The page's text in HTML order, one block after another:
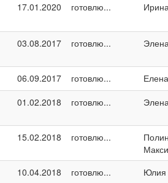
17.01.2020 готовлю...
03.08.2017 готовлю...
06.09.2017 готовлю...
Елена
01.02.2018 готовлю...
15.02.2018 готовлю...
10.04.2018 готовлю...
Юлия